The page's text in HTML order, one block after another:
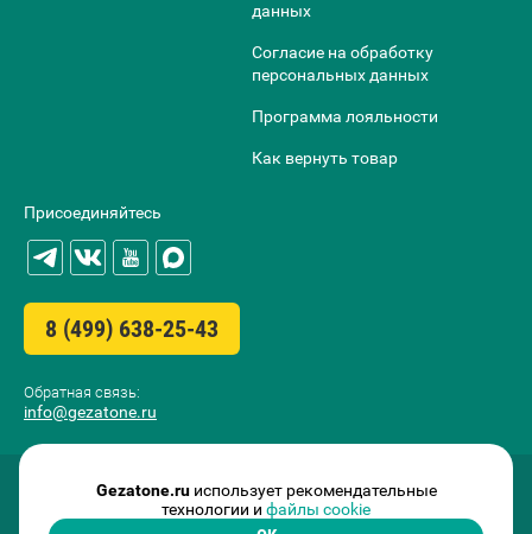
данных
Согласие на обработку
персональных данных
Программа лояльности
Как вернуть товар
Присоединяйтесь
8 (499) 638-25-43
Обратная связь:
info@gezatone.ru
Gezatone.ruиспользует рекомендательные
технологии и файлы cookie